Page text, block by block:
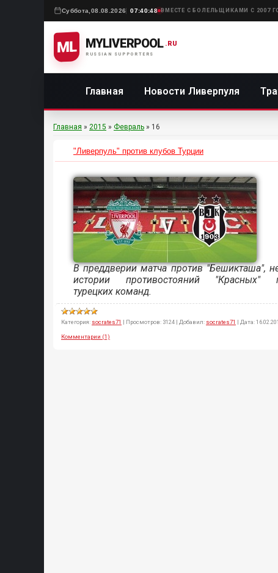
Суббота, 08.08.2026 07:40:48 ВМЕСТЕ С БОЛЕЛЬЩИКАМИ С 2007
ML MYLIVERPOOL
RUSSIAN SUPPORTERS
.RU
Главная Новости Ливерпуля
Главная » 2015 » Февраль » 16
"Ливерпуль" против клубов Турции
В преддверии матча против "Бешикташа",
истории противостояний "Красных"
турецких команд.
Категория: socrates71 | Просмотров: 3124 | Добавил: socrates71 | Дата:
Комментарии (1)